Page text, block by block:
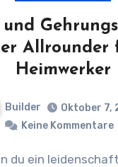
Allrounder
Heimwerker
Builder
Oktober 7,
Keine Kommentare